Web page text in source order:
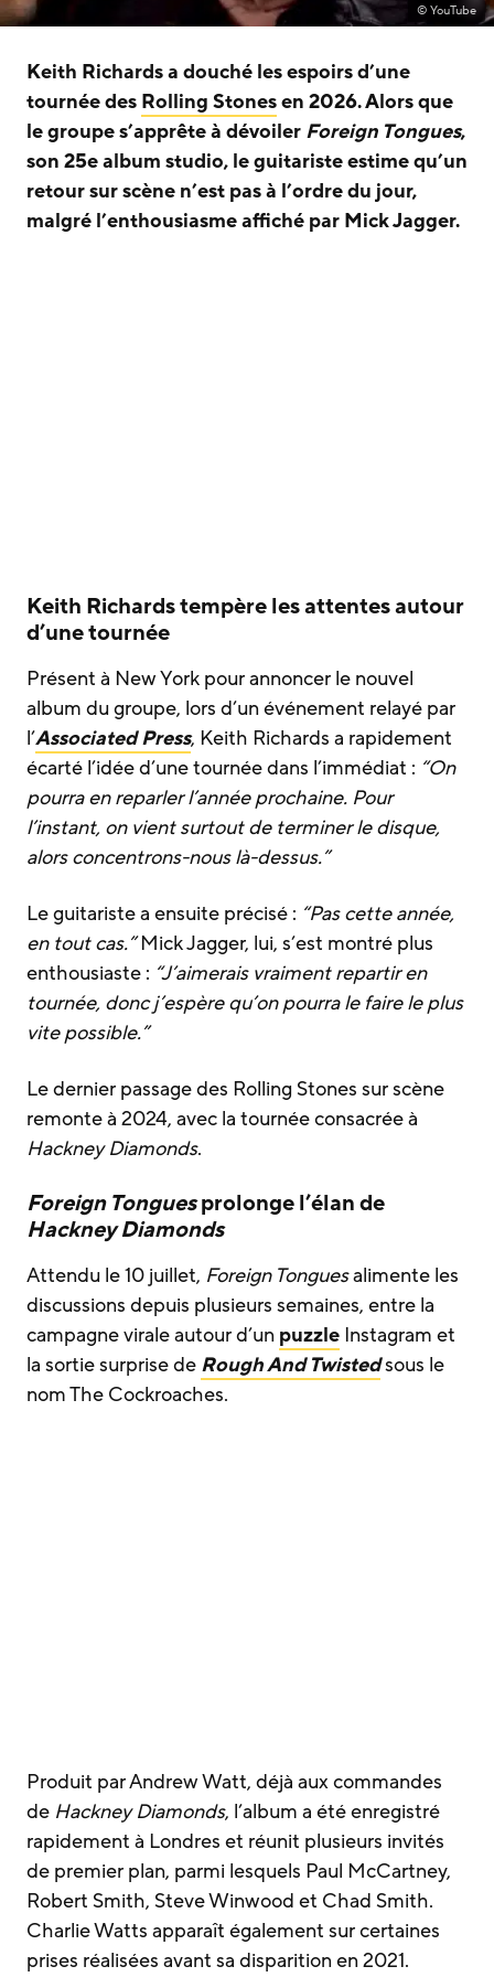
© YouTube
Keith Richards a douché les espoirs d’une
tournée des Rolling Stonesen 2026. Alors que
le groupe s’apprête à dévoiler Foreign Tongues,
son 25e album studio, le guitariste estime qu’un
retour sur scène n’est pas à l’ordre du jour,
malgré l’enthousiasme affiché par Mick Jagger.
Keith Richards tempère les attentes autour
d’une tournée
Présent à New York pour annoncer le nouvel
album du groupe, lors d’un événement relayé par
l’Associated Press, Keith Richards a rapidement
écarté l’idée d’une tournée dans l’immédiat : “On
pourra en reparler l’année prochaine. Pour
l’instant, on vient surtout de terminer le disque,
alors concentrons-nous là-dessus.”
Le guitariste a ensuite précisé : “Pas cette année,
en tout cas.”Mick Jagger, lui, s’est montré plus
enthousiaste : “J’aimerais vraiment repartir en
tournée, donc j’espère qu’on pourra le faire le plus
vite possible.”
Le dernier passage des Rolling Stones sur scène
remonte à 2024, avec la tournée consacrée à
Hackney Diamonds.
Foreign Tonguesprolonge l’élan de
Hackney Diamonds
Attendu le 10 juillet, Foreign Tonguesalimente les
discussions depuis plusieurs semaines, entre la
campagne virale autour d’un puzzle Instagram et
la sortie surprise de Rough And Twistedsous le
nom The Cockroaches.
Produit par Andrew Watt, déjà aux commandes
de Hackney Diamonds, l’album a été enregistré
rapidement à Londres et réunit plusieurs invités
de premier plan, parmi lesquels Paul McCartney,
Robert Smith, Steve Winwood et Chad Smith.
Charlie Watts apparaît également sur certaines
prises réalisées avant sa disparition en 2021.